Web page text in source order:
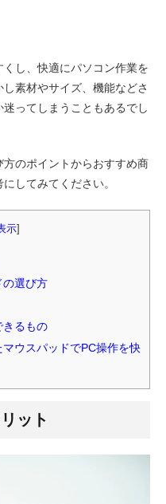
し、快適にパソコン作業を
素材やサイズ、機能などさ
ってしまうこともあるでし
のポイントからおすすめ商
してみてください。
示]
の選び方
きるもの
ウスパッドでPC操作を快
ット